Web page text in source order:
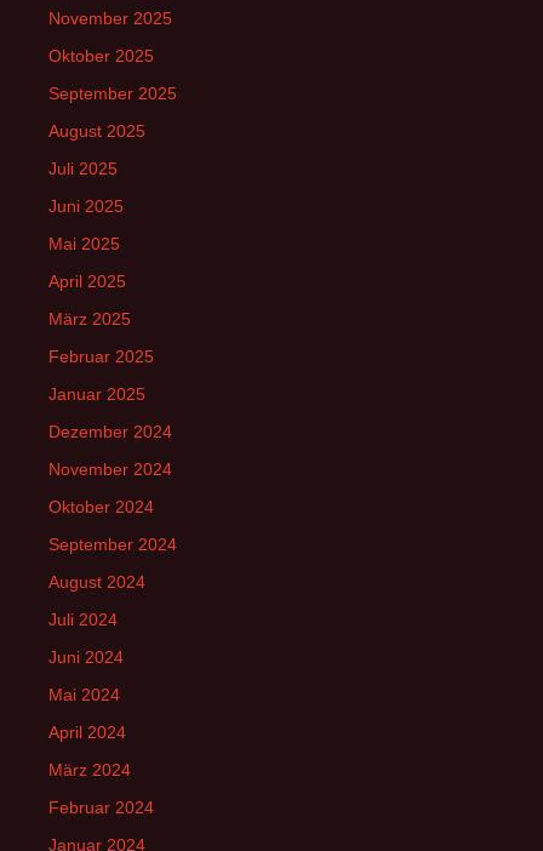
November 2025
Oktober 2025
September 2025
August 2025
Juli 2025
Juni 2025
Mai 2025
April 2025
März 2025
Februar 2025
Januar 2025
Dezember 2024
November 2024
Oktober 2024
September 2024
August 2024
Juli 2024
Juni 2024
Mai 2024
April 2024
März 2024
Februar 2024
Januar 2024